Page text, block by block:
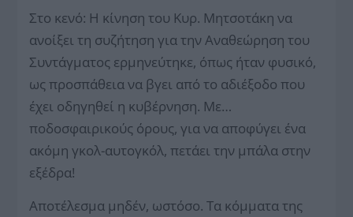
Στο κενό: Η κίνηση του Κυρ. Μητσοτάκη να
ανοίξει τη συζήτηση για την Αναθεώρηση του
Συντάγματος ερμηνεύτηκε, όπως ήταν φυσικό,
ως προσπάθεια να βγει από το αδιέξοδο που
έχει οδηγηθεί η κυβέρνηση. Με…
ποδοσφαιρικούς όρους, για να αποφύγει ένα
ακόμη γκολ-αυτογκόλ, πετάει την μπάλα στην
εξέδρα!
Αποτέλεσμα μηδέν, ωστόσο. Τα κόμματα της